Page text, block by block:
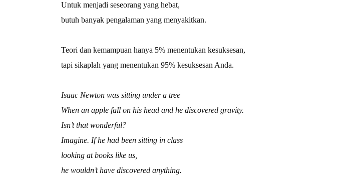
Untuk menjadi seseorang yang hebat,
butuh banyak pengalaman yang menyakitkan.
Teori dan kemampuan hanya 5% menentukan kesuksesan,
tapi sikaplah yang menentukan 95% kesuksesan Anda.
Isaac Newton was sitting under a tree
When an apple fall on his head and he discovered gravity.
Isn’t that wonderful?
Imagine. If he had been sitting in class
looking at books like us,
he wouldn’t have discovered anything.